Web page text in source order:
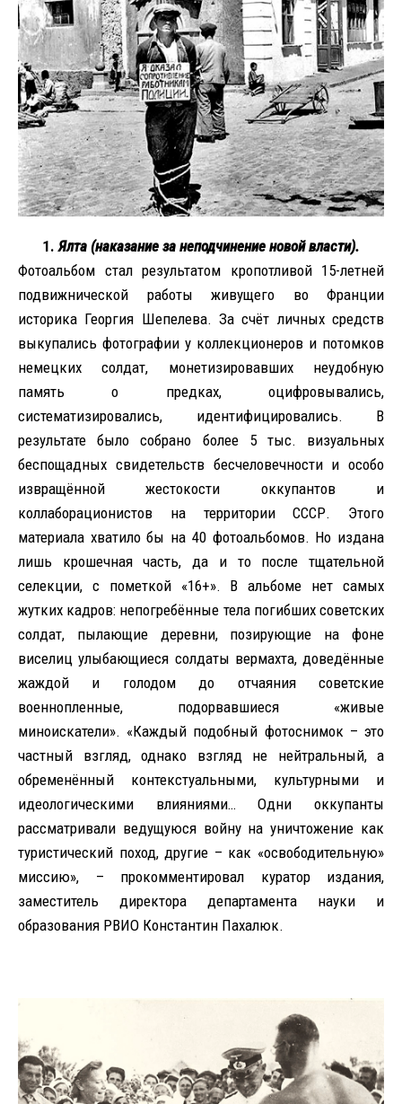
1.Ялта (наказание за неподчинение новой власти).
Фотоальбом стал результатом кропотливой 15-летней
подвижнической работы живущего во Франции
историка Георгия Шепелева. За счёт личных средств
выкупались фотографии у коллекционеров и потомков
немецких солдат, монетизировавших неудобную
память о предках, оцифровывались,
систематизировались, идентифицировались. В
результате было собрано более 5 тыс. визуальных
беспощадных свидетельств бесчеловечности и особо
извращённой жестокости оккупантов и
коллаборационистов на территории СССР. Этого
материала хватило бы на 40 фотоальбомов. Но издана
лишь крошечная часть, да и то после тщательной
селекции, с пометкой «16+». В альбоме нет самых
жутких кадров: непогребённые тела погибших советских
солдат, пылающие деревни, позирующие на фоне
виселиц улыбающиеся солдаты вермахта, доведённые
жаждой и голодом до отчаяния советские
военнопленные, подорвавшиеся «живые
миноискатели». «Каждый подобный фотоснимок – это
частный взгляд, однако взгляд не нейтральный, а
обременённый контекстуальными, культурными и
идеологическими влияниями… Одни оккупанты
рассматривали ведущуюся войну на уничтожение как
туристический поход, другие – как «освободительную»
миссию», – прокомментировал куратор издания,
заместитель директора департамента науки и
образования РВИО Константин Пахалюк.